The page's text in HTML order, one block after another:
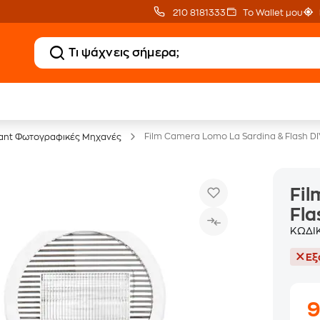
210 8181333 Το Wallet μου
Φωτογραφικές Μηχανές Film Camera Lomo La Sardina & Flash